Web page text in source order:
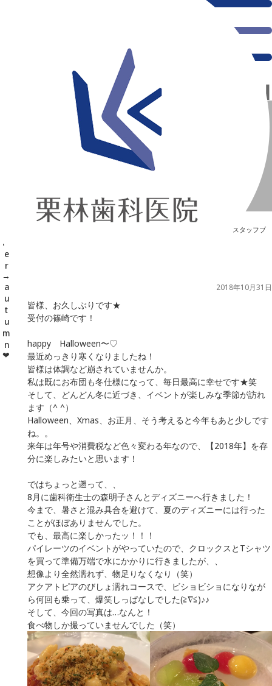
千葉県の新浦安にある歯医者｜❤︎平成最後の・・・summer→autumn❤︎ ❤︎平成最後の・・・summer→autumn❤︎
スタッフブ
2018年10月31日
皆様、お久しぶりです★
受付の篠崎です！
happy Halloween〜♡
最近めっきり寒くなりましたね！
皆様は体調など崩されていませんか。
私は既にお布団も冬仕様になって、毎日最高に幸せです★笑
そして、どんどん冬に近づき、イベントが楽しみな季節が訪れ
ます（^ ^）
Halloween、Xmas、お正月、そう考えると今年もあと少しです
ね。。
来年は年号や消費税など色々変わる年なので、【2018年】を存
分に楽しみたいと思います！
ではちょっと遡って、、
8月に歯科衛生士の森明子さんとディズニーへ行きました！
今まで、暑さと混み具合を避けて、夏のディズニーには行った
ことがほぼありませんでした。
でも、最高に楽しかったッ！！！
パイレーツのイベントがやっていたので、クロックスとTシャツ
を買って準備万端で水にかかりに行きましたが、、
想像より全然濡れず、物足りなくなり（笑）
アクアトピアのびしょ濡れコースで、ビショビショになりなが
ら何回も乗って、爆笑しっぱなしでした(≧∇≦)♪♪
そして、今回の写真は…なんと！
食べ物しか撮っていませんでした（笑）